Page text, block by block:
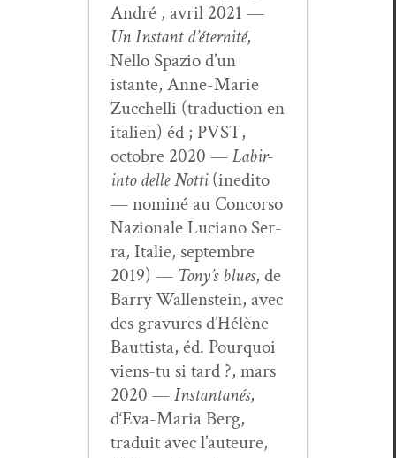
André , avril 2021 —
Un Instant d’é­ter­nité,
Nel­lo Spazio d’un
istante, Anne-Marie
Zuc­chel­li (tra­duc­tion en
ital­ien) éd ; PVST,
octo­bre 2020 —Labir­
in­to delle Not­ti(ined­i­to
— nom­iné au Con­cor­so
Nazionale Luciano Ser­
ra, Ital­ie, sep­tem­bre
2019) — Tony’s blues, de
Bar­ry Wal­len­stein, avec
des gravures d’Hélène
Baut­tista, éd. Pourquoi
viens-tu si tard ?, mars
2020 —Instan­ta­nés,
d‘Eva-Maria Berg,
traduit avec l’auteure,